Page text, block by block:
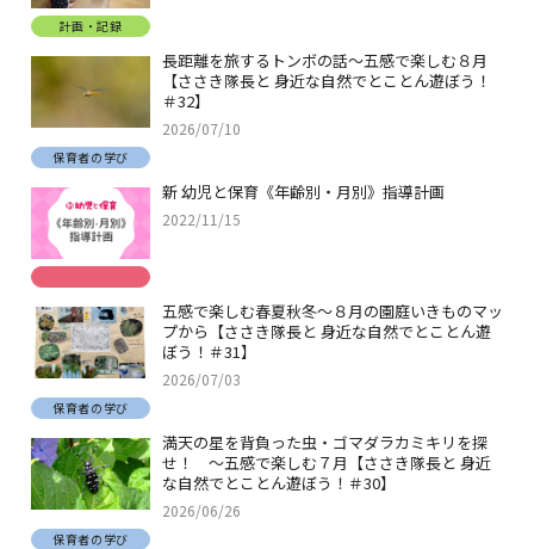
計画・記録
長距離を旅するトンボの話～五感で楽しむ８月
【ささき隊長と 身近な自然でとことん遊ぼう！
＃32】
2026/07/10
保育者の学び
新 幼児と保育《年齢別・月別》指導計画
2022/11/15
五感で楽しむ春夏秋冬～８月の園庭いきものマッ
プから【ささき隊長と 身近な自然でとことん遊
ぼう！＃31】
2026/07/03
保育者の学び
満天の星を背負った虫・ゴマダラカミキリを探
せ！ ～五感で楽しむ７月【ささき隊長と 身近
な自然でとことん遊ぼう！＃30】
2026/06/26
保育者の学び